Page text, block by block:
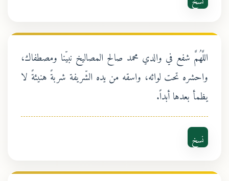
اللَّهُمَّ شفع في والدي محمد صالح المصاليخ نبيّنا ومصطفاك،
واحشره تحت لوائه، واسقه من يده الشّريفة شربةً هنيئةً لا
يظمأ بعدها أبداً.
نسخ